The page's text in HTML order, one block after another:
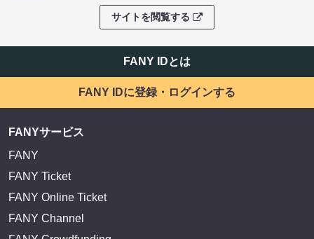
サイトを閲覧する
FANY IDとは
FANY IDに登録・ログインする
FANYサービス
FANY
FANY Ticket
FANY Online Ticket
FANY Channel